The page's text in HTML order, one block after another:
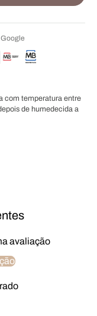
com temperatura entre
de humedecida a
avaliação